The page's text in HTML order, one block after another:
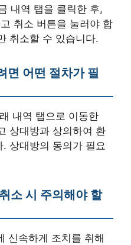
내역 탭을 클릭한 후,
취소 버튼을 눌러야 합
취소할 수 있습니다.
면 어떤 절차가 필
내역 탭으로 이동한
상대방과 상의하여 환
상대방의 동의가 필요
소 시 주의해야 할
신속하게 조치를 취해